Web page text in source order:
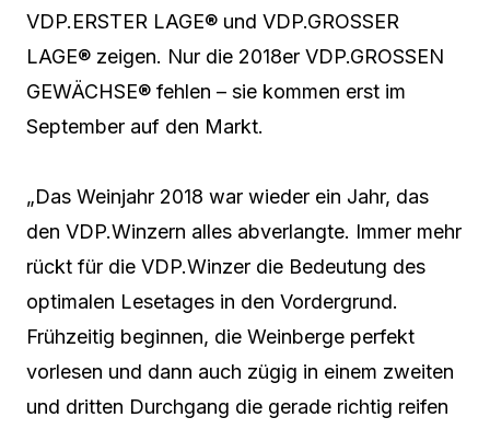
VDP.ERSTER LAGE® und VDP.GROSSER
LAGE® zeigen. Nur die 2018er VDP.GROSSEN
GEWÄCHSE® fehlen – sie kommen erst im
September auf den Markt.
„Das Weinjahr 2018 war wieder ein Jahr, das
den VDP.Winzern alles abverlangte. Immer mehr
rückt für die VDP.Winzer die Bedeutung des
optimalen Lesetages in den Vordergrund.
Frühzeitig beginnen, die Weinberge perfekt
vorlesen und dann auch zügig in einem zweiten
und dritten Durchgang die gerade richtig reifen